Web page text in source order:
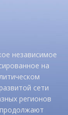
независимое
на
сети
регионов